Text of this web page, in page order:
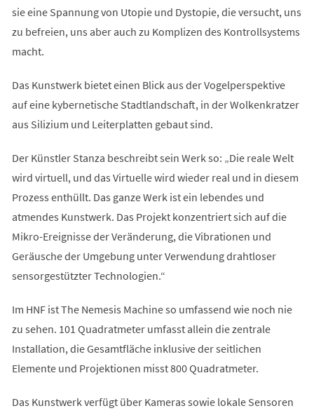
sie eine Spannung von Utopie und Dystopie, die versucht, uns
zu befreien, uns aber auch zu Komplizen des Kontrollsystems
macht.
Das Kunstwerk bietet einen Blick aus der Vogelperspektive
auf eine kybernetische Stadtlandschaft, in der Wolkenkratzer
aus Silizium und Leiterplatten gebaut sind.
Der Künstler Stanza beschreibt sein Werk so: „Die reale Welt
wird virtuell, und das Virtuelle wird wieder real und in diesem
Prozess enthüllt. Das ganze Werk ist ein lebendes und
atmendes Kunstwerk. Das Projekt konzentriert sich auf die
Mikro-Ereignisse der Veränderung, die Vibrationen und
Geräusche der Umgebung unter Verwendung drahtloser
sensorgestützter Technologien.“
Im HNF ist The Nemesis Machine so umfassend wie noch nie
zu sehen. 101 Quadratmeter umfasst allein die zentrale
Installation, die Gesamtfläche inklusive der seitlichen
Elemente und Projektionen misst 800 Quadratmeter.
Das Kunstwerk verfügt über Kameras sowie lokale Sensoren